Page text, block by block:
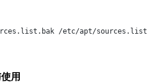
/etc/apt/sources.list
用